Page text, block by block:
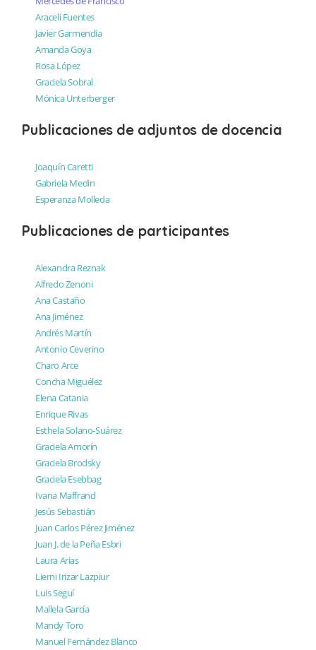
Araceli Fuentes
Javier Garmendia
Amanda Goya
Rosa López
Graciela Sobral
Mónica Unterberger
Publicaciones de adjuntos de docencia
Joaquín Caretti
Gabriela Medin
Esperanza Molleda
Publicaciones de participantes
Alexandra Reznak
Alfredo Zenoni
Ana Castaño
Ana Jiménez
Andrés Martín
Antonio Ceverino
Charo Arce
Concha Miguélez
Elena Catania
Enrique Rivas
Esthela Solano-Suárez
Graciela Amorín
Graciela Brodsky
Graciela Esebbag
Ivana Maffrand
Jesús Sebastián
Juan Carlos Pérez Jiménez
Juan J. de la Peña Esbri
Laura Arias
Lierni Irizar Lazpiur
Luis Seguí
Mallela García
Mandy Toro
Manuel Fernández Blanco